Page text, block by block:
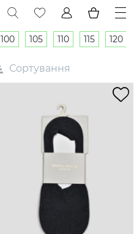
100 105 110 115 120
Сортування